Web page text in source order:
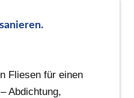
Fliesen für einen
Abdichtung,